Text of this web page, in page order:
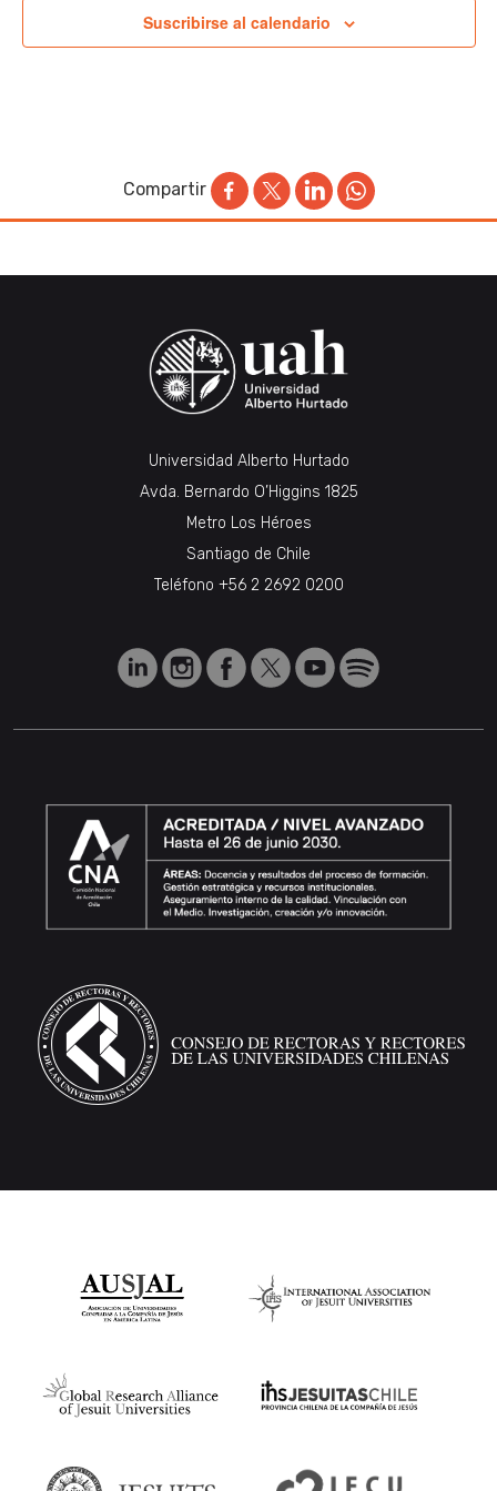
Suscribirse al calendario
Compartir
Universidad Alberto Hurtado
Avda. Bernardo O’Higgins 1825
Metro Los Héroes
Santiago de Chile
Teléfono +56 2 2692 0200